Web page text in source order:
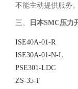
不能主动提供服务
三、 日本SMC压力
ISE40A-01-R
ISE30A-01-N-L
PSE301-LDC
ZS-35-F